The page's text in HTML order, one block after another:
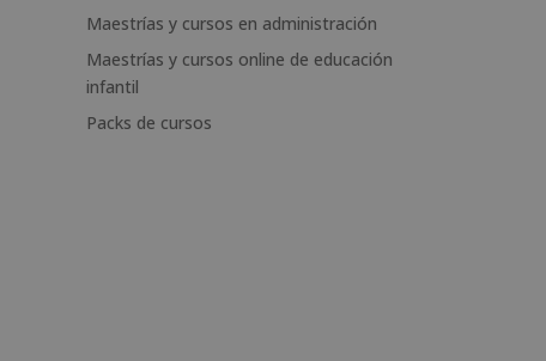
Maestrías y cursos en administración
Maestrías y cursos online de educación
infantil
Packs de cursos